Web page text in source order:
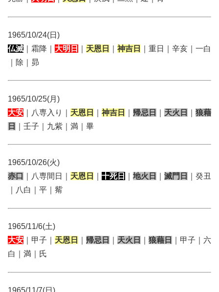
1965/10/24(日)
仏滅 ｜霜降｜ 大明日 天恩日 神吉日
｜重日｜辛亥｜一白
｜除｜昴
1965/10/25(月)
大安 ｜八専入り｜ 天恩日 神吉日 帰忌日 天火日
狼藉
日
｜壬子｜九紫｜満｜畢
1965/10/26(火)
赤口
｜八専間日｜ 天恩日 十死日 地火日 滅門日
｜癸丑
｜八白｜平｜觜
1965/11/6(土)
大安 ｜甲子｜ 天恩日 帰忌日 天火日 狼藉日
｜甲子｜六
白｜満｜氏
1965/11/7(日)